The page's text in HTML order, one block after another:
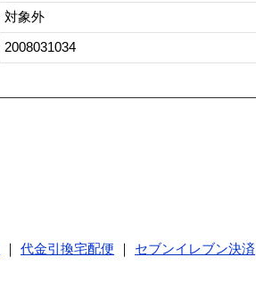
対象外
2008031034
代金引換宅配便
セブンイレブン決済